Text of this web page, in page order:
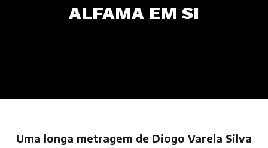
ALFAMA EM SI
Uma longa metragem de Diogo Varela Silva